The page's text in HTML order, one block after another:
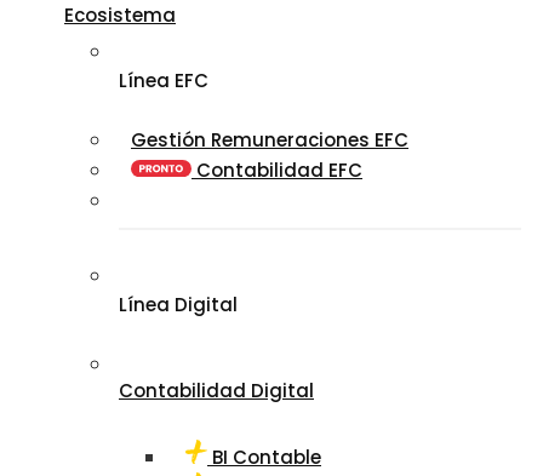
Ecosistema
Línea EFC
Gestión Remuneraciones EFC
Contabilidad EFC
Línea Digital
Contabilidad Digital
BI Contable